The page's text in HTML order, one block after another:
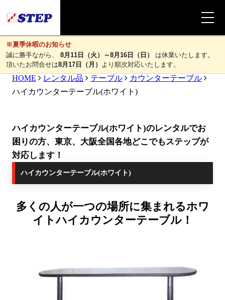
※夏季休暇のお知らせ
誠に勝手ながら、
8月11日（火）～8月16日（日） は休業いたします。
頂いたお問合せは8月17日（月） より順次対応いたします。
HOME レンタル品 テーブル
カウンターテーブル
ハイカウンターテーブル(ホワイト)
ハイカウンターテーブル(ホワイト)のレンタルでお
困りの方、東京、大阪全国各地どこでもステップが
対応します！
ハイカウンターテーブル(ホワイト)
多くの人が一つの場所に集まれるホワ
イトハイカウンターテーブル！